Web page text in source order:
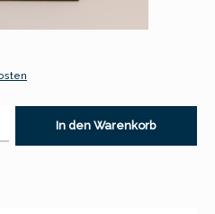
In den Warenkorb